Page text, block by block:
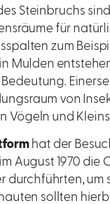
Steinbruchs
für
zum
Mulden
von
Vögeln und
hat der
August 1970 die
durchführten,
sollten